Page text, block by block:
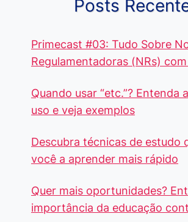
Posts
Primecast #03: Tudo Sobre
Regulamentadoras (NRs)
Quando usar “etc.”? Entenda
uso e veja exemplos
Descubra técnicas de estudo
você a aprender mais rápido
Quer mais oportunidades?
importância da educação